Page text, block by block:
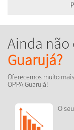
Ainda não
Guarujá?
Oferecemos muito
OPPA Guarujá!
O